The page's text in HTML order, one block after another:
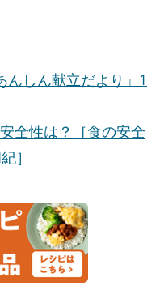
んしん献立だより」1
全性は？［食の安全
］